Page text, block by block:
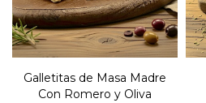
Galletitas de Masa Madre
Con Romero y Oliva